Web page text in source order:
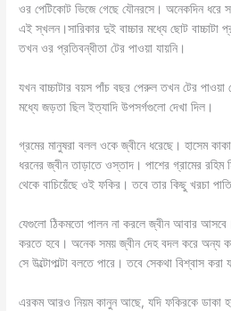
ওর পেটিকোট ভিজে গেছে যৌনরসে। অনেকদিন ধরে
এই স্খলন।সারিকার দুই বাচ্চার মধ্যে ছোট বাচ্চাটা
তখন ওর প্রতিবন্ধীতা টের পাওয়া যায়নি।
যখন বাচ্চাটার বয়স পাঁচ বছর পেরুল তখন টের পাওয়া
মধ্যে জড়তা ছিল ইত্যাদি উপসর্গগুলো দেখা দিল।
গ্রমের মানুষরা বলল ওকে জ্বীনে ধরেছে। হাসেম
ধরনের জ্বীন তাড়াতে ওস্তাদ। পাশের গ্রামের রহিম
থেকে বাচিয়েঁছে ওই ফকির। তবে তার কিছু খরচা
যেগুলো ঠিকমতো পালন না করলে জ্বীন আবার
করতে হবে। অনেক সময় জ্বীন দেহ বদল করে অন্য
সে উল্টোপাল্টা বলতে পারে। তবে সেকথা বিশ্বাস করা
এরকম আরও নিয়ম কানুন আছে, যদি ফকিরকে ডাকা